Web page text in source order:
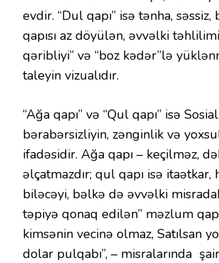
evdir. “Dul qapı” isə tənha,
qapısı az döyülən, əvvəlki
qəribliyi” və “boz kədər”lə
taleyin vizualıdır.
“Ağa qapı” və “Qul qapı” isə Sosial
bərabərsizliyin, zənginlik və
ifadəsidir. Ağa qapı – keçilməz,
əlçatmazdır; qul qapı isə itaətkar,
biləcəyi, bəlkə də əvvəlki
təpiyə qonaq edilən” məzlum
kimsənin vecinə olmaz, Satılsan
dolar pulqabı”, – misralarında şair